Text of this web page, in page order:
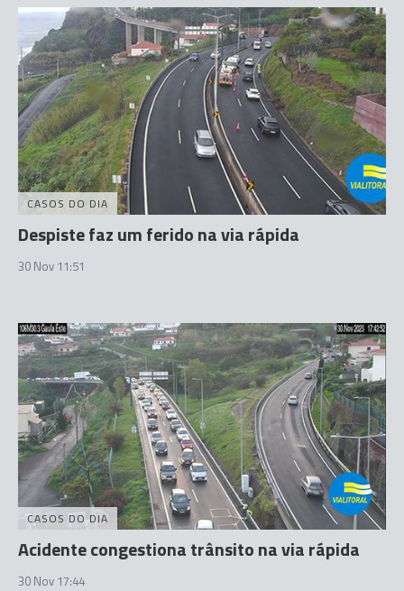
CASOS DO DIA
Despiste faz um ferido na via rápida
30 Nov 11:51
CASOS DO DIA
Acidente congestiona trânsito na via rápida
30 Nov 17:44